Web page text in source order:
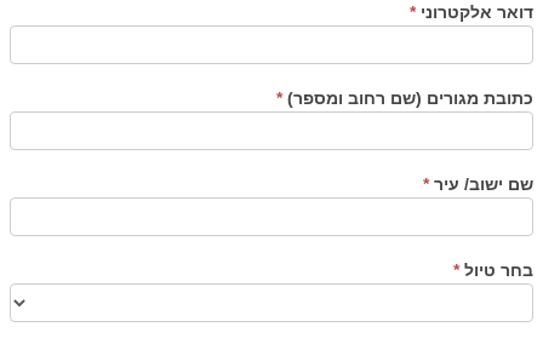
דואר אלקטרוני*
כתובת מגורים (שם רחוב ומספר)*
שם ישוב/ עיר*
בחר טיול*